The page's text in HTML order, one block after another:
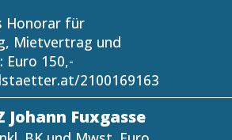
Honorar für
Mietvertrag und
Euro 150,-
2100169163
Johann Fuxgasse